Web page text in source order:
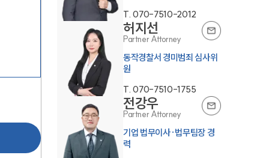
T.070-7510-2012
허지선
Partner Attorney
동작경찰서 경미범죄 심사위
원
T.070-7510-1755
전강우
Partner Attorney
기업 법무이사·법무팀장 경
력